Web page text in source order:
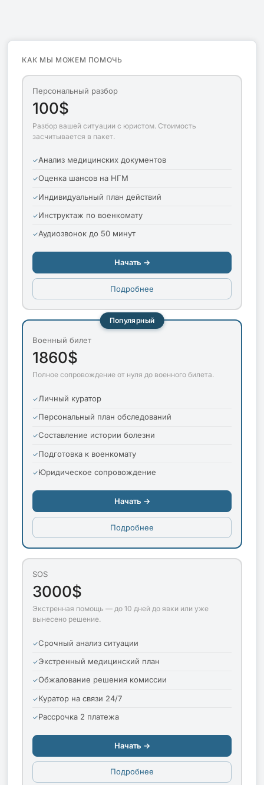
КАК МЫ МОЖЕМ ПОМОЧЬ
Персональный разбор
100$
Разбор вашей ситуации с юристом. Стоимость
засчитывается в пакет.
Анализ медицинских документов
Оценка шансов на НГМ
Индивидуальный план действий
Инструктаж по военкомату
Аудиозвонок до 50 минут
Начать →
Подробнее
Популярный
Военный билет
1860$
Полное сопровождение от нуля до военного билета.
Личный куратор
Персональный план обследований
Составление истории болезни
Подготовка к военкомату
Юридическое сопровождение
Начать →
Подробнее
SOS
3000$
Экстренная помощь — до 10 дней до явки или уже
вынесено решение.
Срочный анализ ситуации
Экстренный медицинский план
Обжалование решения комиссии
Куратор на связи 24/7
Рассрочка 2 платежа
Начать →
Подробнее